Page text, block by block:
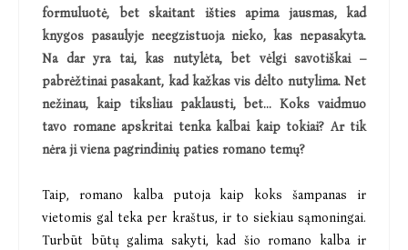
formuluotė, bet skaitant išties apima jausmas, kad
knygos pasaulyje neegzistuoja nieko, kas nepasakyta.
Na dar yra tai, kas nutylėta, bet vėlgi savotiškai –
pabrėžtinai pasakant, kad kažkas vis dėlto nutylima. Net
nežinau, kaip tiksliau paklausti, bet... Koks vaidmuo
tavo romane apskritai tenka kalbai kaip tokiai? Ar tik
nėra ji viena pagrindinių paties romano temų?
Taip, romano kalba putoja kaip koks šampanas ir
vietomis gal teka per kraštus, ir to siekiau sąmoningai.
Turbūt būtų galima sakyti, kad šio romano kalba ir